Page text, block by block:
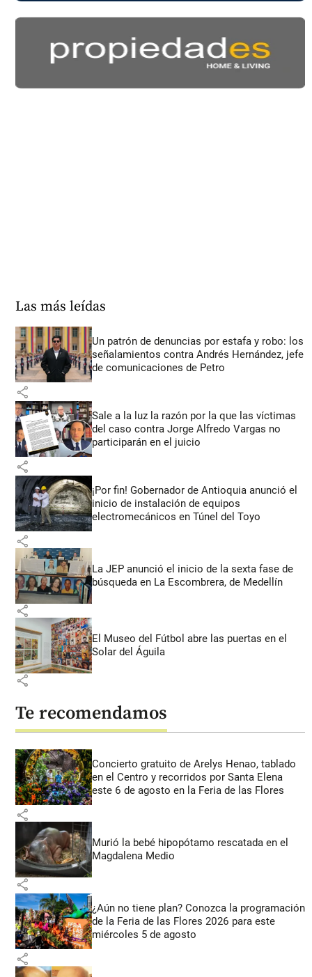
Las más leídas
Un patrón de denuncias por estafa y robo: los
señalamientos contra Andrés Hernández, jefe
de comunicaciones de Petro
share
Sale a la luz la razón por la que las víctimas
del caso contra Jorge Alfredo Vargas no
participarán en el juicio
share
¡Por fin! Gobernador de Antioquia anunció el
inicio de instalación de equipos
electromecánicos en Túnel del Toyo
share
La JEP anunció el inicio de la sexta fase de
búsqueda en La Escombrera, de Medellín
share
El Museo del Fútbol abre las puertas en el
Solar del Águila
share
Te recomendamos
Concierto gratuito de Arelys Henao, tablado
en el Centro y recorridos por Santa Elena
este 6 de agosto en la Feria de las Flores
share
Murió la bebé hipopótamo rescatada en el
Magdalena Medio
share
¿Aún no tiene plan? Conozca la programación
de la Feria de las Flores 2026 para este
miércoles 5 de agosto
share